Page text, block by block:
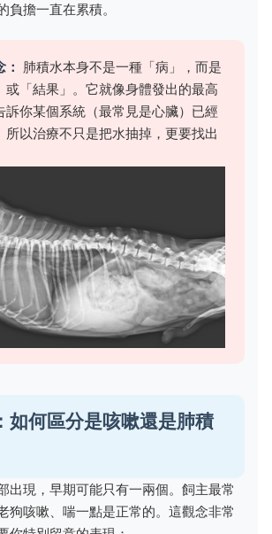
負擔一直在累積。
肺積水本身不是一種「病」，而是
或「結果」。它就像身體發出的最高
訴你某個系統（最常見是心臟）已經
所以治療不只是把水抽掉，更要找出
如何區分是咳嗽還是肺積
出現，早期可能只有一兩個。飼主最常
狗咳嗽、喘一點是正常的。這觀念非常